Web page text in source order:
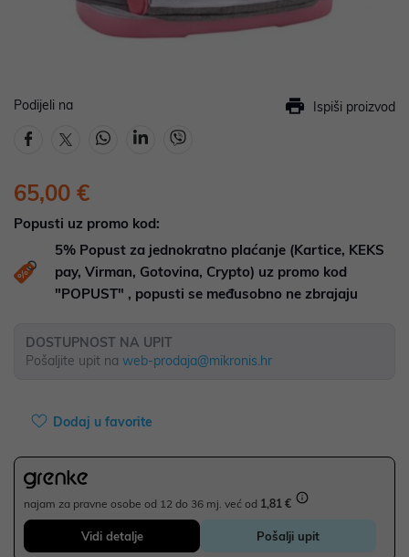
Podijeli na Ispiši proizvod
65,00 €
Popusti uz promo kod:
5% Popust za jednokratno plaćanje (Kartice, KEKS
pay, Virman, Gotovina, Crypto) uz promo kod
"POPUST" , popusti se međusobno ne zbrajaju
DOSTUPNOST NA UPIT
Pošaljite upit na web-prodaja@mikronis.hr
Dodaj u favorite
najam za pravne osobe od 12 do 36 mj. već od 1,81 €
Vidi detalje Pošalji upit